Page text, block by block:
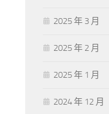
2025 年 3 月
2025 年 2 月
2025 年 1 月
2024 年 12 月